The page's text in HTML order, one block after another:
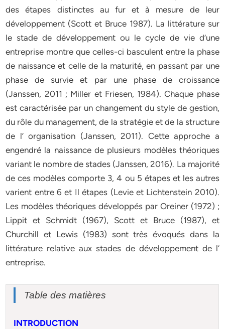
des étapes distinctes au fur et à mesure de leur
développement (Scott et Bruce 1987). La littérature sur
le stade de développement ou le cycle de vie d’une
entreprise montre que celles-ci basculent entre la phase
de naissance et celle de la maturité, en passant par une
phase de survie et par une phase de croissance
(Janssen, 2011 ; Miller et Friesen, 1984). Chaque phase
est caractérisée par un changement du style de gestion,
du rôle du management, de la stratégie et de la structure
de l’ organisation (Janssen, 2011). Cette approche a
engendré la naissance de plusieurs modèles théoriques
variant le nombre de stades (Janssen, 2016). La majorité
de ces modèles comporte 3, 4 ou 5 étapes et les autres
varient entre 6 et Il étapes (Levie et Lichtenstein 2010).
Les modèles théoriques développés par Oreiner (1972) ;
Lippit et Schmidt (1967), Scott et Bruce (1987), et
Churchill et Lewis (1983) sont très évoqués dans la
littérature relative aux stades de développement de l’
entreprise.
Table des matières
INTRODUCTION